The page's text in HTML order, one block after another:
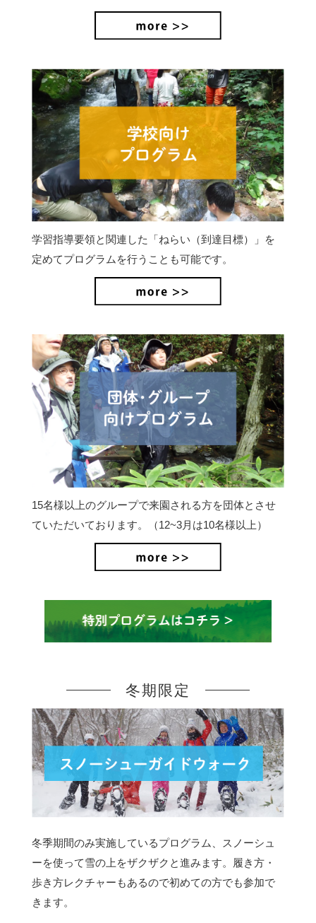
学習指導要領と関連した「ねらい（到達目標）」を
定めてプログラムを行うことも可能です。
15名様以上のグループで来園される方を団体とさせ
ていただいております。（12~3月は10名様以上）
冬期限定
冬季期間のみ実施しているプログラム、スノーシュ
ーを使って雪の上をザクザクと進みます。
履き方・
歩き方レクチャーもあるので初めての方でも参加で
きます。